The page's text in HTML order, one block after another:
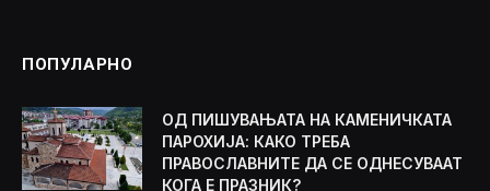
ПОПУЛАРНО
ОД ПИШУВАЊАТА НА КАМЕНИЧКАТА
ПАРОХИЈА: КАКО ТРЕБА
ПРАВОСЛАВНИТЕ ДА СЕ ОДНЕСУВААТ
КОГА Е ПРАЗНИК?